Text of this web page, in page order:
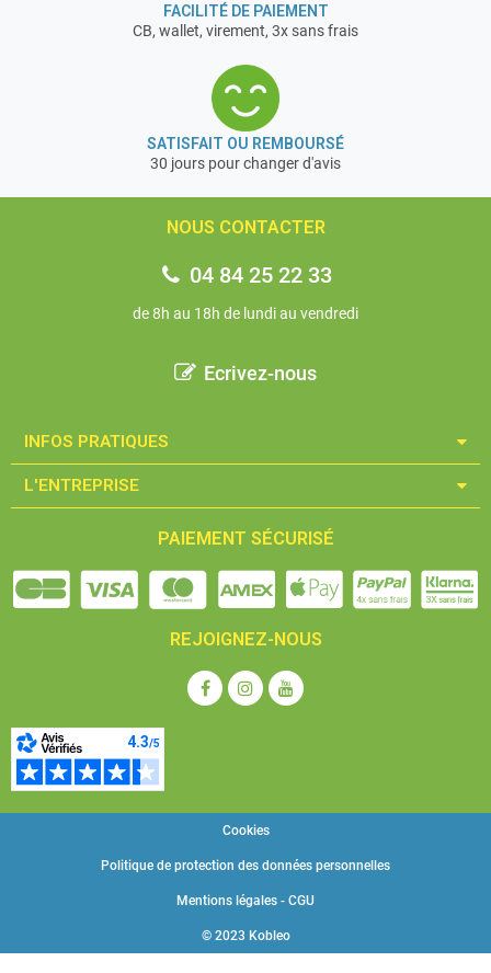
FACILITÉ DE PAIEMENT
CB, wallet, virement, 3x sans frais
SATISFAIT OU REMBOURSÉ
30 jours pour changer d'avis
NOUS CONTACTER
04 84 25 22 33
de 8h au 18h de lundi au vendredi
Ecrivez-nous
INFOS PRATIQUES​
L'ENTREPRISE​
PAIEMENT SÉCURISÉ
REJOIGNEZ-NOUS
© 2023 Kobleo
Mentions légales - CGU
Politique de protection des données personnelles
Cookies